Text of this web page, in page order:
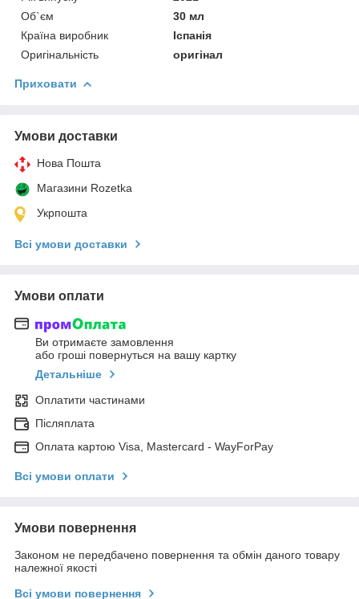
Об`єм
30 мл
Країна виробник
Іспанія
Оригінальність
оригінал
Приховати
Умови доставки
Нова Пошта
Магазини Rozetka
Укрпошта
Всі умови доставки
Умови оплати
Ви отримаєте замовлення
або гроші повернуться на вашу картку
Детальніше
Оплатити частинами
Післяплата
Оплата картою Visa, Mastercard - WayForPay
Всі умови оплати
Умови повернення
Законом не передбачено повернення та обмін даного товару
належної якості
Всі умови повернення